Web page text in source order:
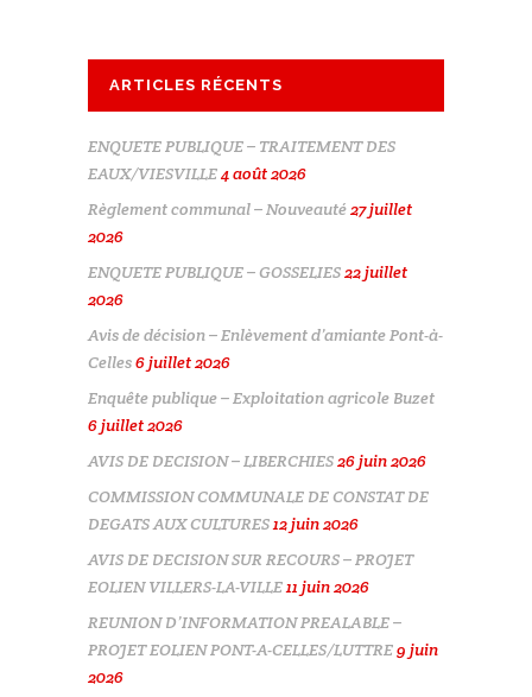
ARTICLES RÉCENTS
ENQUETE PUBLIQUE – TRAITEMENT DES
EAUX/VIESVILLE4 août 2026
Règlement communal – Nouveauté27 juillet
2026
ENQUETE PUBLIQUE – GOSSELIES22 juillet
2026
Avis de décision – Enlèvement d’amiante Pont-à-
Celles6 juillet 2026
Enquête publique – Exploitation agricole Buzet
6 juillet 2026
AVIS DE DECISION – LIBERCHIES26 juin 2026
COMMISSION COMMUNALE DE CONSTAT DE
DEGATS AUX CULTURES12 juin 2026
AVIS DE DECISION SUR RECOURS – PROJET
EOLIEN VILLERS-LA-VILLE11 juin 2026
REUNION D’INFORMATION PREALABLE –
PROJET EOLIEN PONT-A-CELLES/LUTTRE9 juin
2026